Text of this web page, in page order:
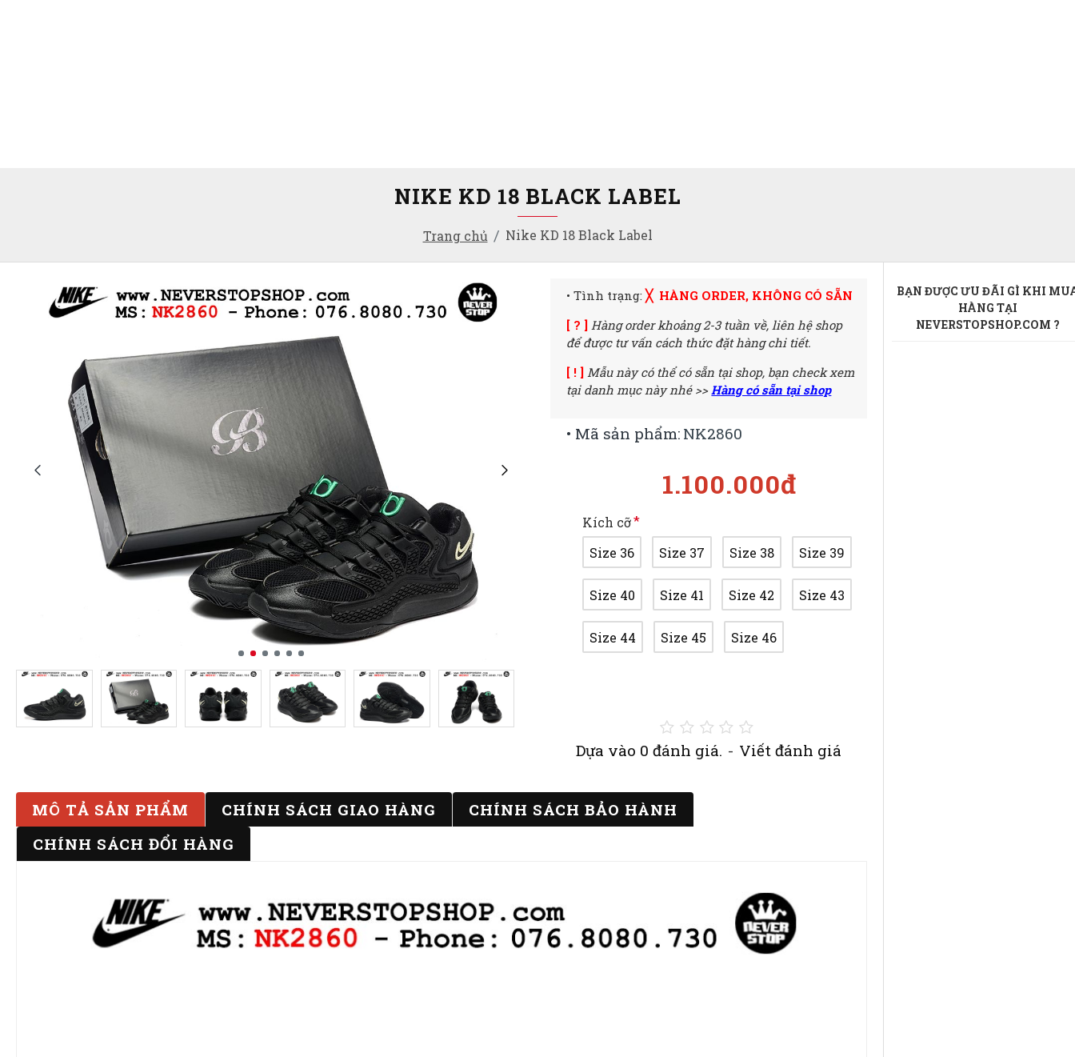
Trang chủ Nike KD 18 Black Label
NIKE KD 18 BLACK LABEL
Dựa vào 0 đánh giá. - Viết đánh giá
1.100.000đ
• Mã sản phẩm: NK2860
Kích cỡ
Size 36
Size 37 Size 38 Size 39
Size 40 Size 41 Size 42 Size 43
Size 44 Size 45 Size 46
• Tình trạng:╳ HÀNG ORDER, KHÔNG CÓ SẴN
[ ? ] Hàng order khoảng 2-3 tuần về,liên hệ shop
để được tư vấn cách thức đặt hàng chi tiết.
[ ! ] Mẫu này có thể có sẵn tại shop, bạn check xem
tại danh mục này nhé >>Hàng có sẵn tại shop
MÔ TẢ SẢN PHẨM CHÍNH SÁCH GIAO HÀNG
CHÍNH SÁCH BẢO HÀNH
CHÍNH SÁCH ĐỔI HÀNG
BẠN ĐƯỢC ƯU ĐÃI GÌ KHI
HÀNG TẠI
NEVERSTOPSHOP.COM ?